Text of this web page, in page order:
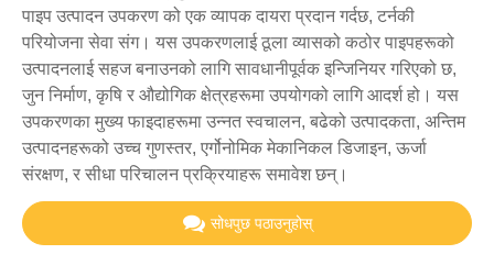
पाइप उत्पादन उपकरण को एक व्यापक दायरा प्रदान गर्दछ, टर्नकी
परियोजना सेवा संग। यस उपकरणलाई ठूला व्यासको कठोर पाइपहरूको
उत्पादनलाई सहज बनाउनको लागि सावधानीपूर्वक इन्जिनियर गरिएको छ,
जुन निर्माण, कृषि र औद्योगिक क्षेत्रहरूमा उपयोगको लागि आदर्श हो। यस
उपकरणका मुख्य फाइदाहरूमा उन्नत स्वचालन, बढेको उत्पादकता, अन्तिम
उत्पादनहरूको उच्च गुणस्तर, एर्गोनोमिक मेकानिकल डिजाइन, ऊर्जा
संरक्षण, र सीधा परिचालन प्रक्रियाहरू समावेश छन्।
सोधपुछ पठाउनुहोस्